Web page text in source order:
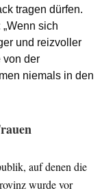
tragen dürfen.
sich
und reizvoller
von der
niemals in den
auf denen die
wurde vor